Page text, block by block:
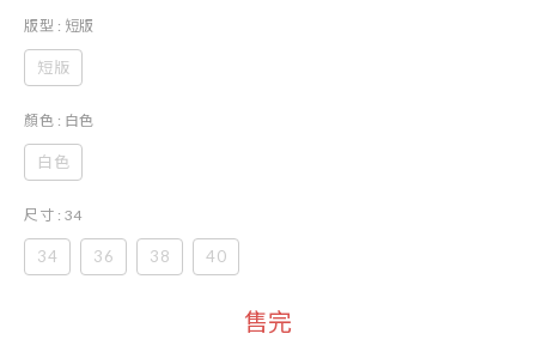
版型 : 短版
短版
顏色 : 白色
白色
尺寸 : 34
34 36 38 40
售完